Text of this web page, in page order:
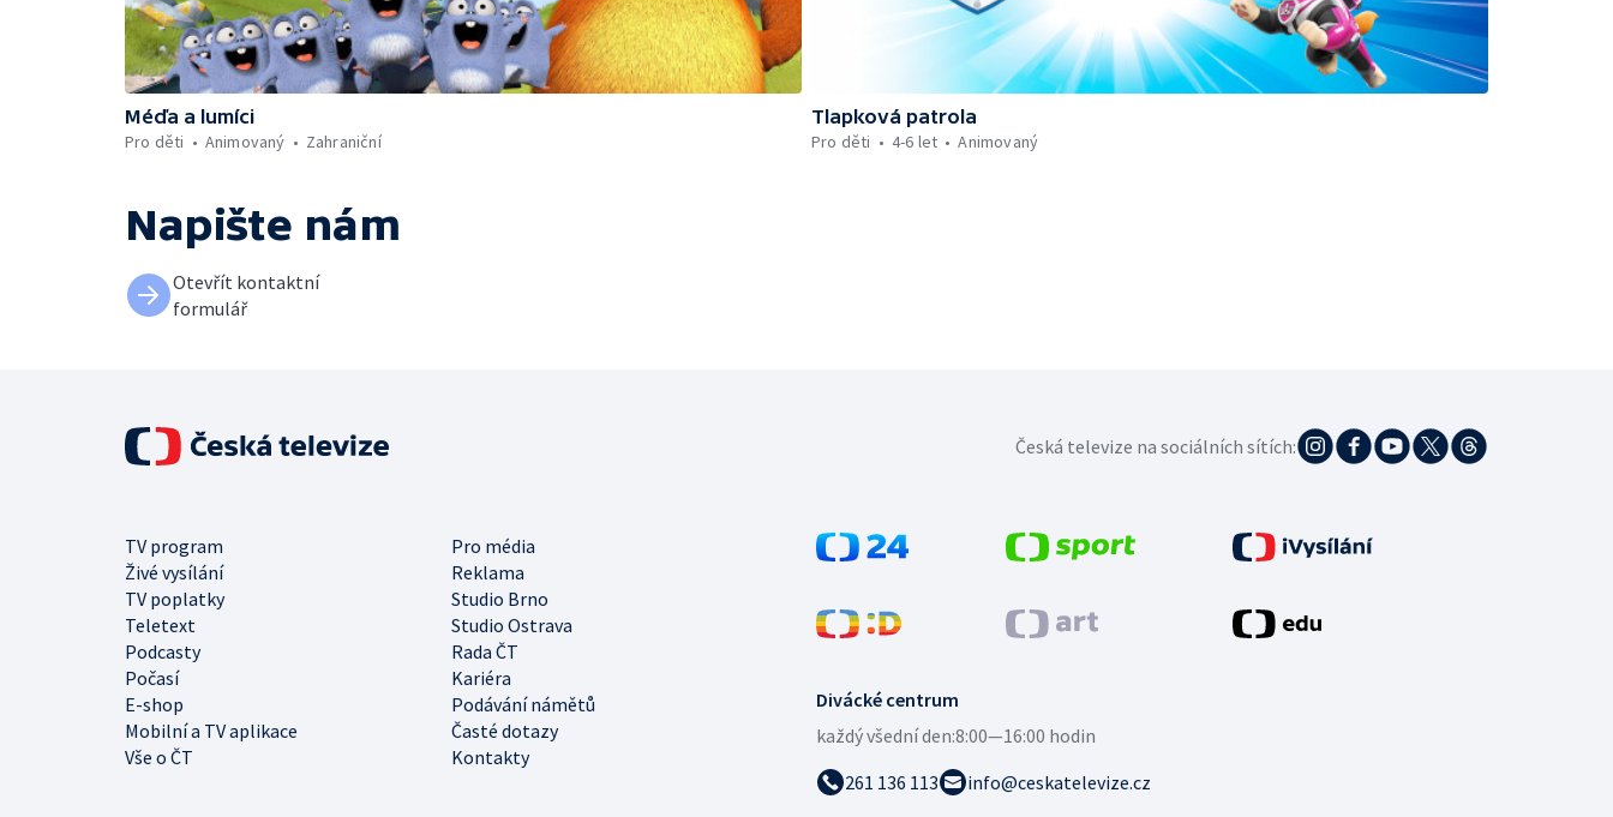
Méďa a lumíci
Pro děti
Animovaný Zahraniční
Tlapková patrola
Pro děti
4-6 let Animovaný
Napište nám
Otevřít kontaktní
formulář
Divácké centrum
každý všední den:8:00—16:00 hodin
261 136 113
info@ceskatelevize.cz
TV program
Pro média
Živé vysílání
Reklama
TV poplatky
Studio Brno
Teletext
Studio Ostrava
Podcasty
Rada ČT
Počasí
Kariéra
E-shop
Podávání námětů
Mobilní a TV aplikace
Časté dotazy
Vše o ČT
Kontakty
Česká televize na sociálních sítích: